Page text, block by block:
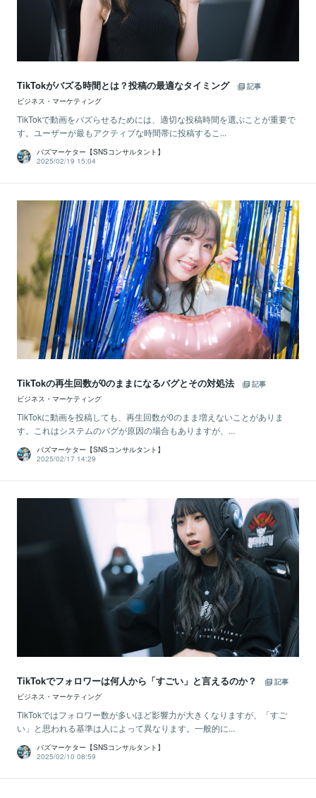
TikTokがバズる時間とは？投稿の最適なタイミング
記事
ビジネス・マーケティング
TikTokで動画をバズらせるためには、適切な投稿時間を選ぶことが重要で
す。ユーザーが最もアクティブな時間帯に投稿するこ...
バズマーケター【SNSコンサルタント】
2025/02/19 15:04
TikTokの再生回数が0のままになるバグとその対処法
記事
ビジネス・マーケティング
TikTokに動画を投稿しても、再生回数が0のまま増えないことがありま
す。これはシステムのバグが原因の場合もありますが、...
バズマーケター【SNSコンサルタント】
2025/02/17 14:29
TikTokでフォロワーは何人から「すごい」と言えるのか？
記事
ビジネス・マーケティング
TikTokではフォロワー数が多いほど影響力が大きくなりますが、「すご
い」と思われる基準は人によって異なります。一般的に...
バズマーケター【SNSコンサルタント】
2025/02/10 08:59